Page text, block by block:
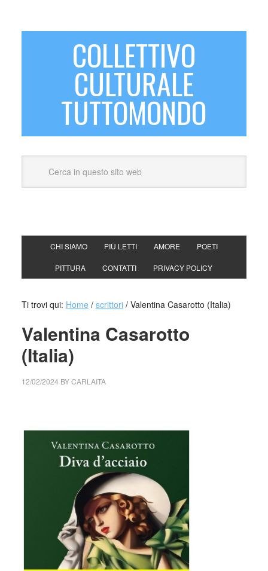
COLLETTIVO
CULTURALE
TUTTOMONDO
CHI SIAMO PIÙ LETTI AMORE POETI
PITTURA CONTATTI PRIVACY POLICY
Ti trovi qui: Home / scrittori /Valentina Casarotto (Italia)
Valentina Casarotto
(Italia)
12/02/2024 BYCARLAITA